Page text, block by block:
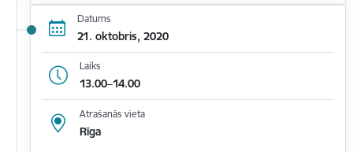
Datums
21. oktobris, 2020
Laiks
13.00–14.00
Atrašanās vieta
Rīga